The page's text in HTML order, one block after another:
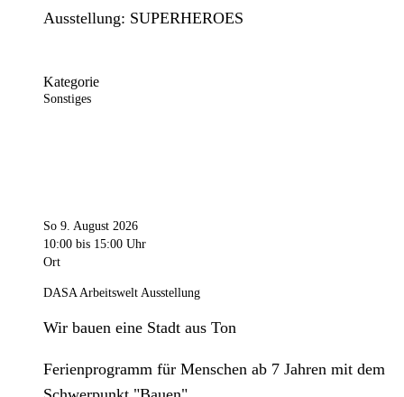
Ausstellung: SUPERHEROES
Kategorie
Sonstiges
So 9. August 2026
10:00 bis 15:00 Uhr
Ort
DASA Arbeitswelt Ausstellung
Wir bauen eine Stadt aus Ton
Ferienprogramm für Menschen ab 7 Jahren mit dem